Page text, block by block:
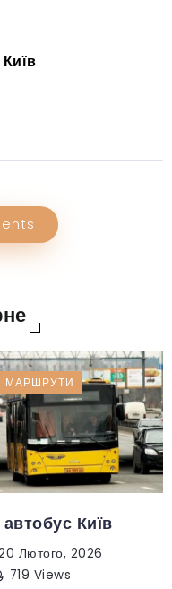
МАРШРУТИ
автобус Київ
Лютого, 2026
719 Views